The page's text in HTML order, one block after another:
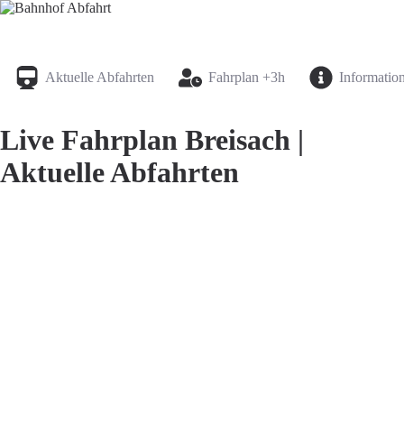
Aktuelle Abfahrten Fahrplan +3h
Live Fahrplan Breisach |
Aktuelle Abfahrten